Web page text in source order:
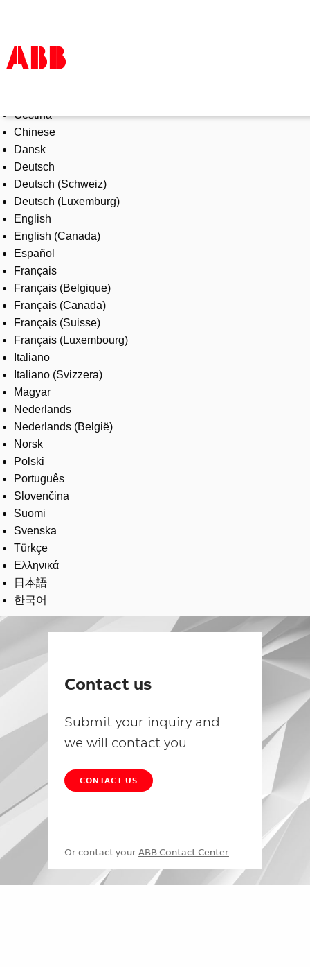
Products & Solutions
Industries
Services
About us
Where to buy
Contact us
Careers
Čeština
Chinese
Dansk
Deutsch
Deutsch (Schweiz)
Deutsch (Luxemburg)
English
English (Canada)
Español
Français
Français (Belgique)
Français (Canada)
Français (Suisse)
Français (Luxembourg)
Italiano
Italiano (Svizzera)
Magyar
Nederlands
Nederlands (België)
Norsk
Polski
Português
Slovenčina
Suomi
Svenska
Türkçe
Ελληνικά
日本語
한국어
Contact us
Submit your inquiry and
we will contact you
CONTACT US
Or contact your ABB Contact Center